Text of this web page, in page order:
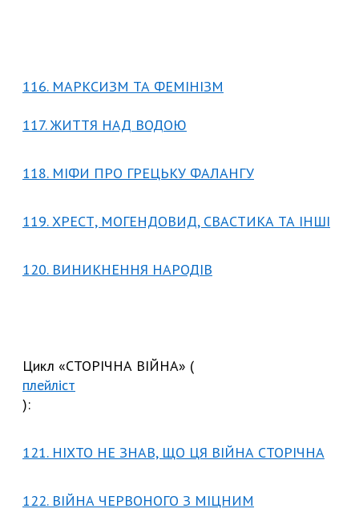
116. МАРКСИЗМ ТА ФЕМІНІЗМ
117. ЖИТТЯ НАД ВОДОЮ
118. МІФИ ПРО ГРЕЦЬКУ ФАЛАНГУ
119. ХРЕСТ, МОГЕНДОВИД, СВАСТИКА ТА ІНШІ
120. ВИНИКНЕННЯ НАРОДІВ
Цикл «СТОРІЧНА ВІЙНА» (
плейліст
):
121. НІХТО НЕ ЗНАВ, ЩО ЦЯ ВІЙНА СТОРІЧНА
122. ВІЙНА ЧЕРВОНОГО З МІЦНИМ